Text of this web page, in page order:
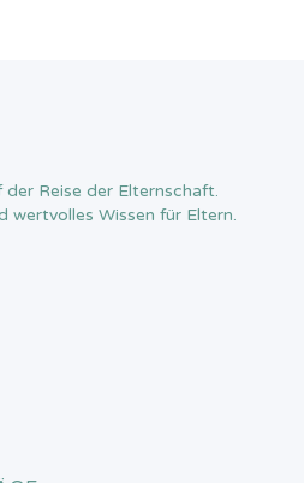
Reise der Elternschaft.
wertvolles Wissen für Eltern.